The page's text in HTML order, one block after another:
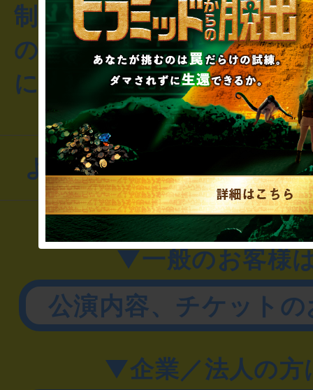
制作のご相談・コラボレ
のお客様からのご質問や
にお問い合わせください
よくあるお問い合わせ
▼一般のお客様
公演内容、チケット
▼企業／法人の方